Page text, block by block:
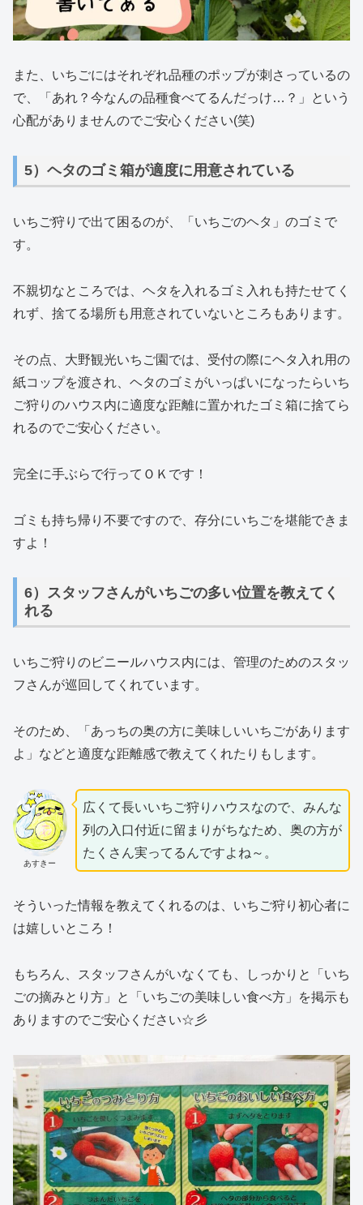
また、いちごにはそれぞれ品種のポップが刺さっているの
で、「あれ？今なんの品種食べてるんだっけ…？」という
心配がありませんのでご安心ください(笑)
5）ヘタのゴミ箱が適度に用意されている
いちご狩りで出て困るのが、「いちごのヘタ」のゴミで
す。
不親切なところでは、ヘタを入れるゴミ入れも持たせてく
れず、捨てる場所も用意されていないところもあります。
その点、大野観光いちご園では、受付の際にヘタ入れ用の
紙コップを渡され、ヘタのゴミがいっぱいになったらいち
ご狩りのハウス内に適度な距離に置かれたゴミ箱に捨てら
れるのでご安心ください。
完全に手ぶらで行ってＯＫです！
ゴミも持ち帰り不要ですので、存分にいちごを堪能できま
すよ！
6）スタッフさんがいちごの多い位置を教えてく
れる
いちご狩りのビニールハウス内には、管理のためのスタッ
フさんが巡回してくれています。
そのため、「あっちの奥の方に美味しいいちごがあります
よ」などと適度な距離感で教えてくれたりもします。
あすきー
広くて長いいちご狩りハウスなので、みんな
列の入口付近に留まりがちなため、奥の方が
たくさん実ってるんですよね～。
そういった情報を教えてくれるのは、いちご狩り初心者に
は嬉しいところ！
もちろん、スタッフさんがいなくても、しっかりと「いち
ごの摘みとり方」と「いちごの美味しい食べ方」を掲示も
ありますのでご安心ください☆彡